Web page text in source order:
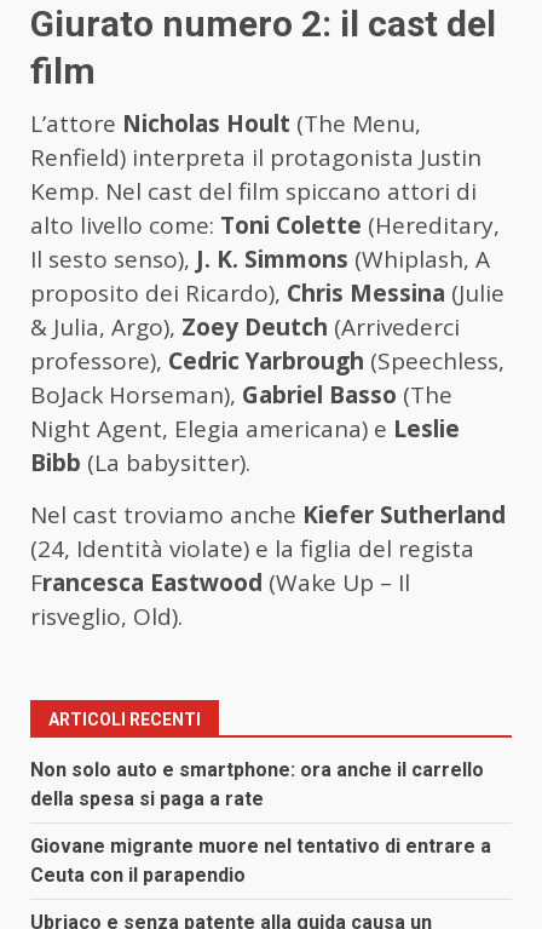
Giurato numero 2: il cast del
film
L’attore Nicholas Hoult (The Menu,
Renfield) interpreta il protagonista Justin
Kemp. Nel cast del film spiccano attori di
alto livello come: Toni Colette (Hereditary,
Il sesto senso), J. K. Simmons (Whiplash, A
proposito dei Ricardo), Chris Messina (Julie
& Julia, Argo), Zoey Deutch (Arrivederci
professore), Cedric Yarbrough (Speechless,
BoJack Horseman), Gabriel Basso (The
Night Agent, Elegia americana) e Leslie
Bibb (La babysitter).
Nel cast troviamo anche Kiefer Sutherland
(24, Identità violate) e la figlia del regista
Francesca Eastwood (Wake Up – Il
risveglio, Old).
ARTICOLI RECENTI
Non solo auto e smartphone: ora anche il carrello
della spesa si paga a rate
Giovane migrante muore nel tentativo di entrare a
Ceuta con il parapendio
Ubriaco e senza patente alla guida causa un